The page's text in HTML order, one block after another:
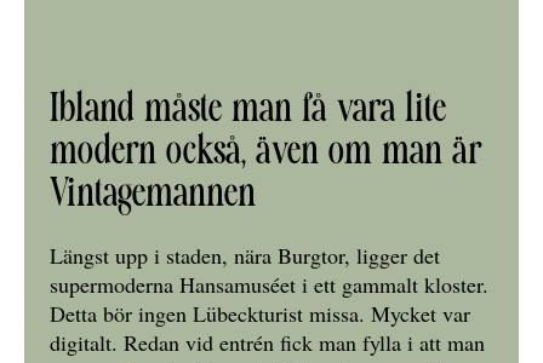
Ibland måste man få vara lite
modern också, även om man är
Vintagemannen
Längst upp i staden, nära Burgtor, ligger det
supermoderna Hansamuséet i ett gammalt kloster.
Detta bör ingen Lübeckturist missa. Mycket var
digitalt. Redan vid entrén fick man fylla i att man